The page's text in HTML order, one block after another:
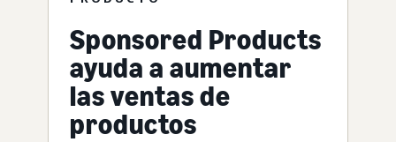
Sponsored Products
ayuda a aumentar
las ventas de
productos